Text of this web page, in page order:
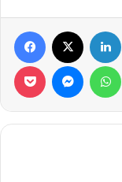
Facebook
Pocket